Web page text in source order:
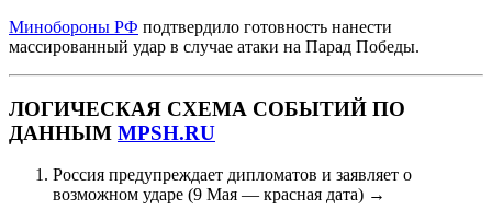
Минобороны РФ подтвердило готовность нанести
массированный удар в случае атаки на Парад Победы.
ЛОГИЧЕСКАЯ СХЕМА СОБЫТИЙ ПО
ДАННЫМ MPSH.RU
Россия предупреждает дипломатов и заявляет о
возможном ударе (9 Мая — красная дата) →